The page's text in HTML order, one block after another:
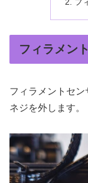
フィラメン
フィラメントセ
ネジを外します。